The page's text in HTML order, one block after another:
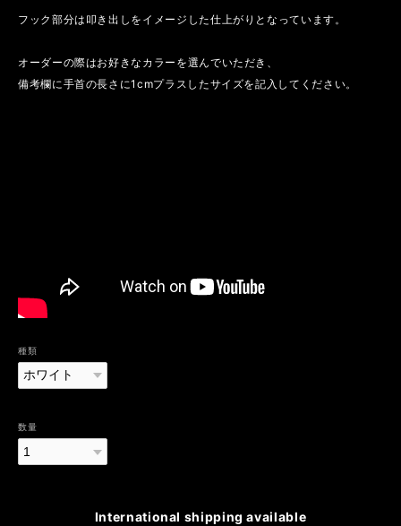
フック部分は叩き出しをイメージした仕上がりとなっています。
オーダーの際はお好きなカラーを選んでいただき、
備考欄に手首の長さに1cmプラスしたサイズを記入してください。
種類
数量
International shipping available